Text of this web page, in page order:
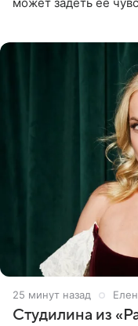
может задеть ее
25 минут назад
Студилина из